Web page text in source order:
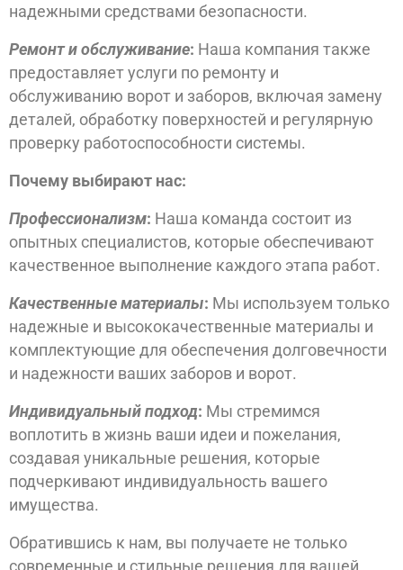
надежными средствами безопасности.
Ремонт и обслуживание: Наша компания также
предоставляет услуги по ремонту и
обслуживанию ворот и заборов, включая замену
деталей, обработку поверхностей и регулярную
проверку работоспособности системы.
Почему выбирают нас:
Профессионализм: Наша команда состоит из
опытных специалистов, которые обеспечивают
качественное выполнение каждого этапа работ.
Качественные материалы: Мы используем только
надежные и высококачественные материалы и
комплектующие для обеспечения долговечности
и надежности ваших заборов и ворот.
Индивидуальный подход: Мы стремимся
воплотить в жизнь ваши идеи и пожелания,
создавая уникальные решения, которые
подчеркивают индивидуальность вашего
имущества.
Обратившись к нам, вы получаете не только
современные и стильные решения для вашей